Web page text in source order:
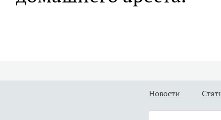
Новости